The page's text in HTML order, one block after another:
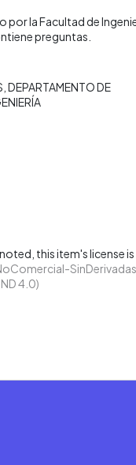
la Facultad de
preguntas.
DEPARTAMENTO DE
this item's license is
4.0)